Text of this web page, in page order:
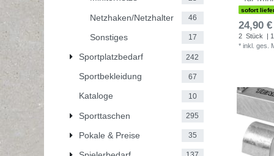
Netzhaken/Netzhalter 46
Sonstiges 17
Sportplatzbedarf 242
Sportbekleidung 67
Kataloge 10
Sporttaschen 295
Pokale & Preise 35
sofort
24,90
2 Stück
|
* inkl. ges.